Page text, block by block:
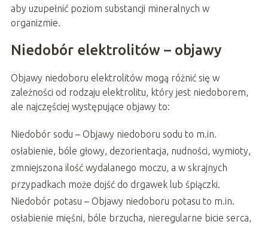
aby uzupełnić poziom substancji mineralnych w
organizmie.
Niedobór elektrolitów – objawy
Objawy niedoboru elektrolitów mogą różnić się w
zależności od rodzaju elektrolitu, który jest niedoborem,
ale najczęściej występujące objawy to:
Niedobór sodu – Objawy niedoboru sodu to m.in.
osłabienie, bóle głowy, dezorientacja, nudności, wymioty,
zmniejszona ilość wydalanego moczu, a w skrajnych
przypadkach może dojść do drgawek lub śpiączki.
Niedobór potasu – Objawy niedoboru potasu to m.in.
osłabienie mięśni, bóle brzucha, nieregularne bicie serca,